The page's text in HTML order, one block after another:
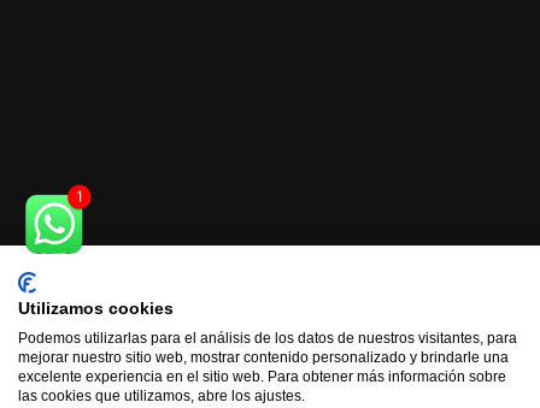
Utilizamos cookies
Podemos utilizarlas para el análisis de los datos de nuestros visitantes, para
mejorar nuestro sitio web, mostrar contenido personalizado y brindarle una
excelente experiencia en el sitio web. Para obtener más información sobre
las cookies que utilizamos, abre los ajustes.